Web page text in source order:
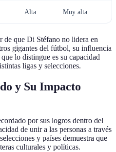
Alta Muy alta
de que Di Stéfano no lidera en
gigantes del fútbol, su influencia
lo distingue es su capacidad
ligas y selecciones.
y Su Impacto
por sus logros dentro del
de unir a las personas a través
y países demuestra que
culturales y políticas.